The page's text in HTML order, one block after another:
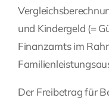
und Kindergeld (=
Finanzamts im
Der Freibetrag für